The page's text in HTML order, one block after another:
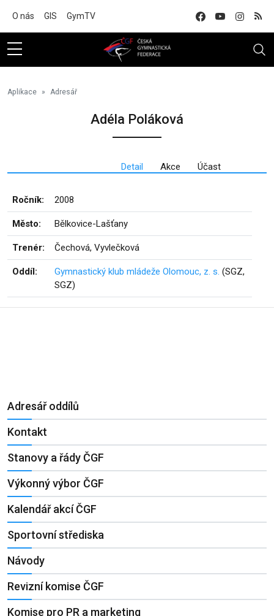
O nás GIS GymTV
Aplikace Adresář
Adéla Poláková
Detail Akce Účast
Ročník: 2008
Město: Bělkovice-Lašťany
Trenér: Čechová, Vyvlečková
Oddíl: Gymnastický klub mládeže Olomouc, z. s. (SGZ,
SGZ)
Adresář oddílů
Kontakt
Stanovy a řády ČGF
Výkonný výbor ČGF
Kalendář akcí ČGF
Sportovní střediska
Návody
Revizní komise ČGF
Komise pro PR a marketing